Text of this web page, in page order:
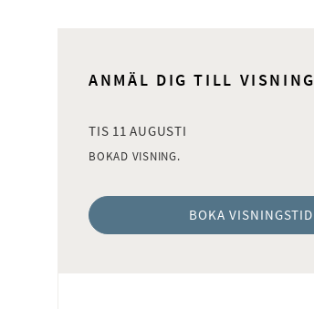
ANMÄL DIG TILL VISNING
TIS 11 AUGUSTI
BOKAD VISNING.
BOKA VISNINGSTID